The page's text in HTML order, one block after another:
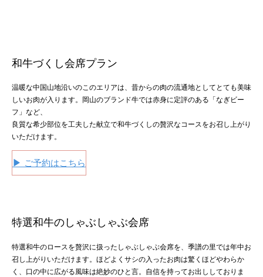
和牛づくし会席プラン
温暖な中国山地沿いのこのエリアは、昔からの肉の流通地としてとても美味
しいお肉が入ります。岡山のブランド牛では赤身に定評のある「なぎビー
フ」など、
良質な希少部位を工夫した献立で和牛づくしの贅沢なコースをお召し上がり
いただけます。
▶ ご予約はこちら
特選和牛のしゃぶしゃぶ会席
特選和牛のロースを贅沢に扱ったしゃぶしゃぶ会席を、季譜の里では年中お
召し上がりいただけます。ほどよくサシの入ったお肉は驚くほどやわらか
く、口の中に広がる風味は絶妙のひと言。自信を持ってお出ししておりま